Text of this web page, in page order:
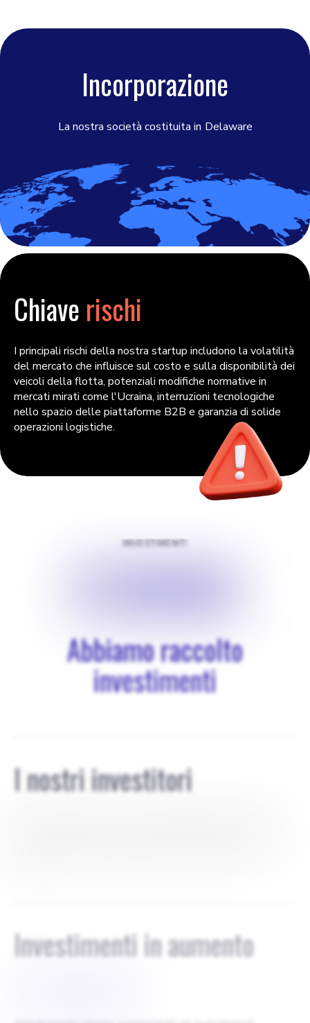
Incorporazione
La nostra società costituita in Delaware
Chiave rischi
I principali rischi della nostra startup includono la volatilità
del mercato che influisce sul costo e sulla disponibilità dei
veicoli della flotta, potenziali modifiche normative in
mercati mirati come l'Ucraina, interruzioni tecnologiche
nello spazio delle piattaforme B2B e garanzia di solide
operazioni logistiche.
INVESTIMENTI
Abbiamo raccolto
investimenti
I nostri investitori
Investimenti in aumento